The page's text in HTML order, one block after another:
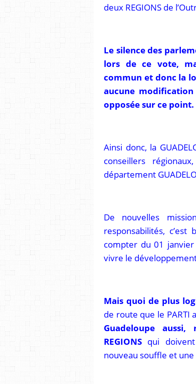
deux REGIONS de
Le silence des
lors de ce vote,
commun et donc la
aucune
opposée sur ce point.
Ainsi donc, la
conseillers
département
De nouvelles
responsabilités,
compter du 01
vivre le
Mais quoi de plus
de route que le PARTI
Guadeloupe
REGIONS qui
nouveau souffle et